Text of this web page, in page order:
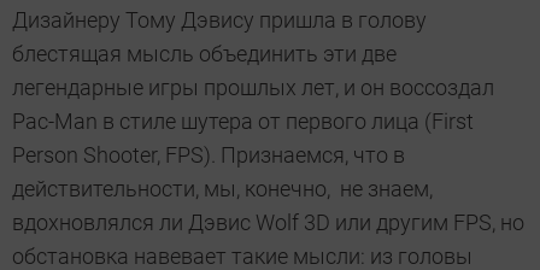
Дизайнеру Тому Дэвису пришла в голову
блестящая мысль объединить эти две
легендарные игры прошлых лет, и он воссоздал
Pac-Man в стиле шутера от первого лица (First
Person Shooter, FPS). Признаемся, что в
действительности, мы, конечно, не знаем,
вдохновлялся ли Дэвис Wolf 3D или другим FPS, но
обстановка навевает такие мысли: из головы